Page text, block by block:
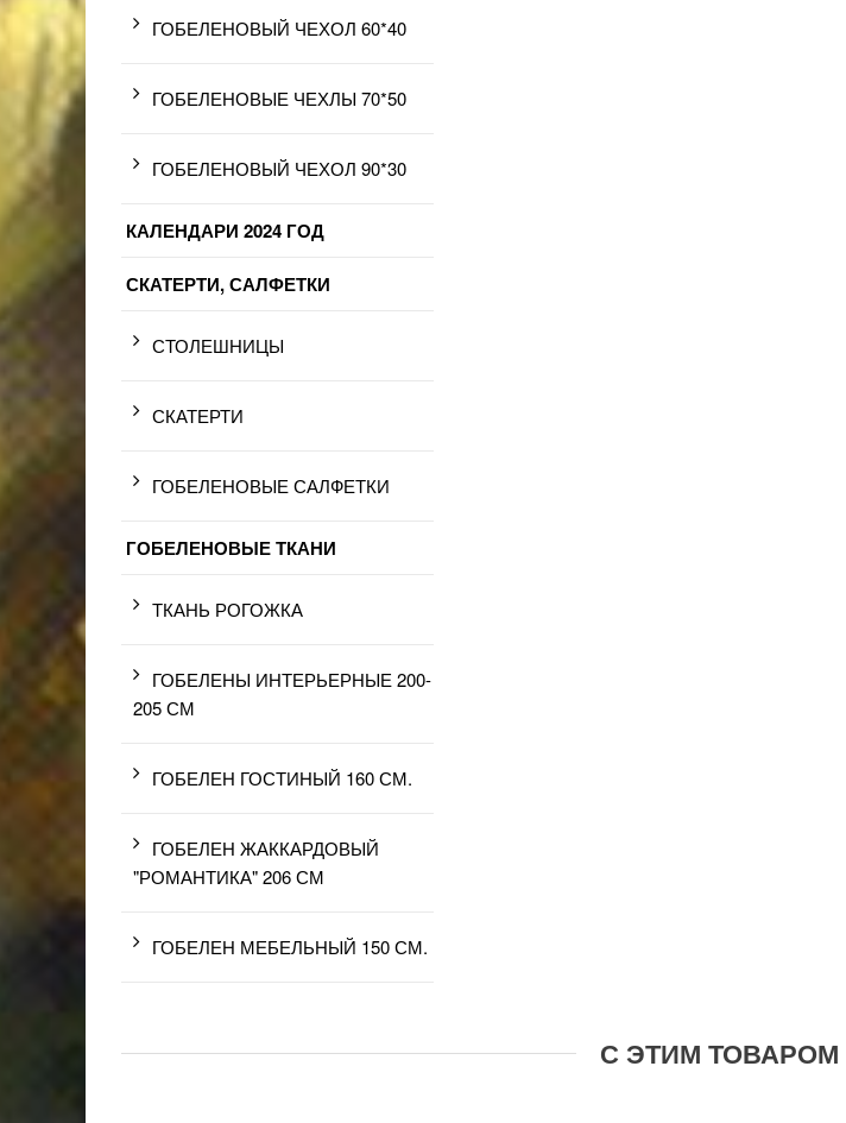
ГОБЕЛЕНОВЫЙ ЧЕХОЛ 60*40
ГОБЕЛЕНОВЫЕ ЧЕХЛЫ 70*50
ГОБЕЛЕНОВЫЙ ЧЕХОЛ 90*30
КАЛЕНДАРИ 2024 ГОД
СКАТЕРТИ, САЛФЕТКИ
СТОЛЕШНИЦЫ
СКАТЕРТИ
ГОБЕЛЕНОВЫЕ САЛФЕТКИ
ГОБЕЛЕНОВЫЕ ТКАНИ
ТКАНЬ РОГОЖКА
ГОБЕЛЕНЫ ИНТЕРЬЕРНЫЕ 200-
205 СМ
ГОБЕЛЕН ГОСТИНЫЙ 160 СМ.
ГОБЕЛЕН ЖАККАРДОВЫЙ
"РОМАНТИКА" 206 СМ
ГОБЕЛЕН МЕБЕЛЬНЫЙ 150 СМ.
С ЭТИМ